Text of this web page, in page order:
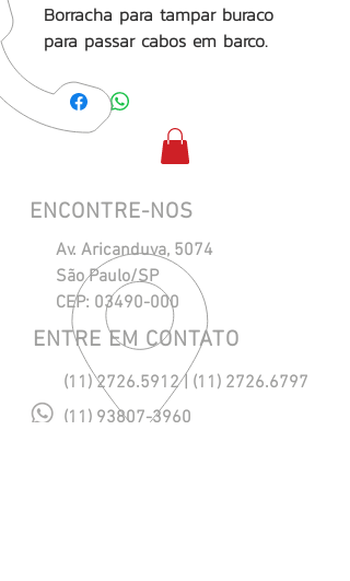
Borracha para tampar buraco
para passar cabos em barco.
ENCONTRE-NOS
Av. Aricanduva, 5074
São Paulo/SP
CEP: 03490-000
ENTRE EM CONTATO
(11) 2726.5912| (11) 2726.6797
(11) 93807-3960